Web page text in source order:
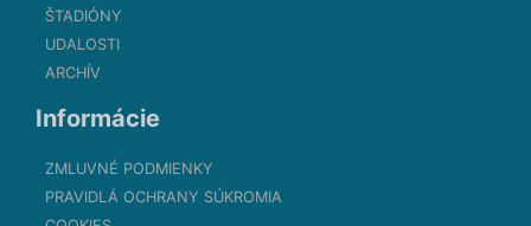
ŠTADIÓNY
UDALOSTI
ARCHÍV
Informácie
ZMLUVNÉ PODMIENKY
PRAVIDLÁ OCHRANY SÚKROMIA